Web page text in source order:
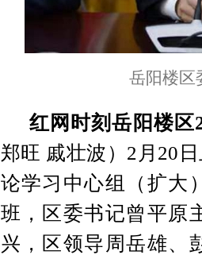
岳阳楼区
红网时刻岳阳楼区
郑旺 戚壮波）2月20
论学习中心组（扩大
班，区委书记曾平原
兴，区领导周岳雄、